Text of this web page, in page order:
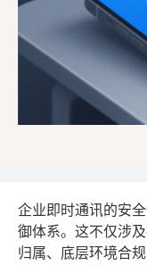
企业即时通讯的安
御体系。这不仅涉
归属、底层环境合